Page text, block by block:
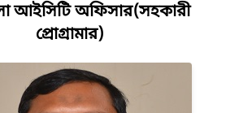
আইসিটি অফিসার(সহকারী
প্রোগ্রামার)